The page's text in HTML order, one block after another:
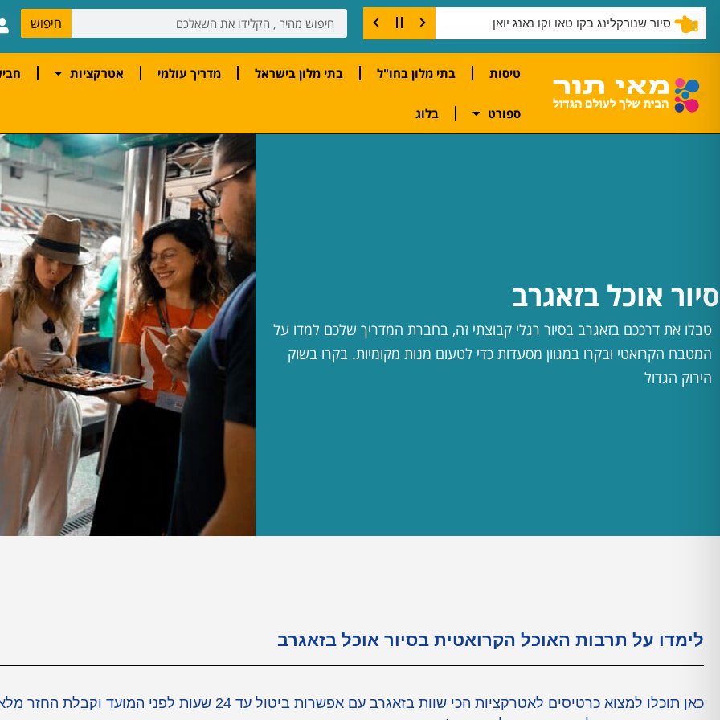
סיור שנורקלינג בקו טאו וקו נאנג יואן חיפוש
טיסות בתי מלון בחו"ל בתי מלון בישראל מדריך עולמי אטרקציות
ספורט בלוג
סיור אוכל בזאגרב
טבלו את דרככם בזאגרב בסיור רגלי קבוצתי זה, בחברת המדריך שלכם למדו על
המטבח הקרואטי ובקרו במגוון מסעדות כדי לטעום מנות מקומיות. בקרו בשוק
הירוק הגדול
לימדו על תרבות האוכל הקרואטית בסיור אוכל בזאגרב
כאן תוכלו למצוא כרטיסים לאטרקציות הכי שוות בזאגרב עם אפשרות ביטול עד 24 שעות לפני המועד וקבלת